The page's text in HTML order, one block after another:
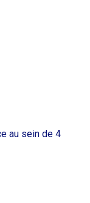
au sein de 4